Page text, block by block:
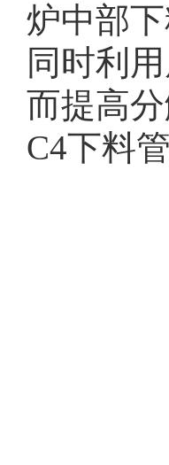
炉中部
同时利
而提高
C4下料